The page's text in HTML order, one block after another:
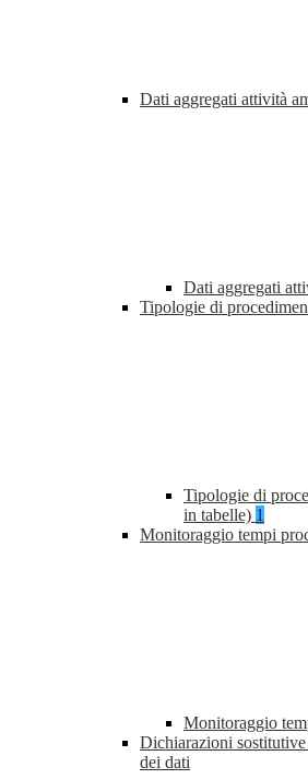
Dati aggregati attività
Dati aggregati
Tipologie di
Tipologie di
in tabelle) 1
Monitoraggio tempi
Monitoraggio
Dichiarazioni
dei dati